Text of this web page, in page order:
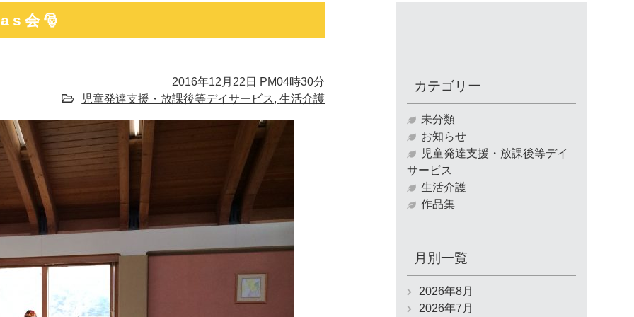
会🎅
2016年12月22日 PM04時30分
児童発達支援・放課後等デイサービス,生活介護
カテゴリー
未分類
お知らせ
児童発達支援・放課後等デイ
サービス
生活介護
作品集
月別一覧
2026年8月
2026年7月